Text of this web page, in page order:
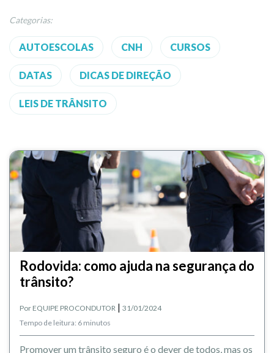
Categorias:
AUTOESCOLAS CNH CURSOS
DATAS DICAS DE DIREÇÃO
LEIS DE TRÂNSITO
Rodovida: como ajuda na segurança do
trânsito?
Por EQUIPE PROCONDUTOR | 31/01/2024
Tempo de leitura: 6 minutos
Promover um trânsito seguro é o dever de todos, mas os